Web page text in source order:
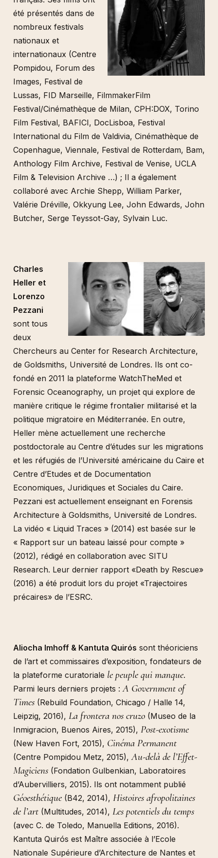
été présentés dans de
nombreux festivals
nationaux et
internationaux (Centre
Pompidou, Forum des
Images, Festival de
Lussas, FID Marseille, FilmmakerFilm
Festival/Cinémathèque de Milan, CPH:DOX, Torino
Film Festival, BAFICI, DocLisboa, Festival
International du Film de Valdivia, Cinémathèque de
Copenhague, Viennale, Festival de Rotterdam, Bam,
Anthology Film Archive, Festival de Venise, UCLA
Film & Television Archive …) ; Il a également
collaboré avec Archie Shepp, William Parker,
Valérie Dréville, Okkyung Lee, John Edwards, John
Butcher, Serge Teyssot-Gay, Sylvain Luc.
Charles
Heller et
Lorenzo
Pezzani
sont tous
deux
Chercheurs au Center for Research Architecture,
de Goldsmiths, Université de Londres. Ils ont co-
fondé en 2011 la plateforme WatchTheMed et
Forensic Oceanography, un projet qui explore de
manière critique le régime frontalier militarisé et la
politique migratoire en Méditerranée. En outre,
Heller mène actuellement une recherche
postdoctorale au Centre d’études sur les migrations
et les réfugiés de l’Université américaine du Caire et
Centre d’Etudes et de Documentation
Economiques, Juridiques et Sociales du Caire.
Pezzani est actuellement enseignant en Forensis
Architecture à Goldsmiths, Université de Londres.
La vidéo « Liquid Traces » (2014) est basée sur le
« Rapport sur un bateau laissé pour compte »
(2012), rédigé en collaboration avec SITU
Research. Leur dernier rapport «Death by Rescue»
(2016) a été produit lors du projet «Trajectoires
précaires» de l’ESRC.
Aliocha Imhoff & Kantuta Quirós sont théoriciens
de l’art et commissaires d’exposition, fondateurs de
la plateforme curatoriale le peuple qui manque.
Parmi leurs derniers projets : A Government of
Times(Rebuild Foundation, Chicago / Halle 14,
Leipzig, 2016), La frontera nos cruzo(Museo de la
Inmigracion, Buenos Aires, 2015), Post-exotisme
(New Haven Fort, 2015), Cinéma Permanent
(Centre Pompidou Metz, 2015), Au-delà de l’Effet-
Magiciens(Fondation Gulbenkian, Laboratoires
d’Aubervilliers, 2015). Ils ont notamment publié
Géoesthétique(B42, 2014), Histoires afropolitaines
de l’art(Multitudes, 2014), Les potentiels du temps
(avec C. de Toledo, Manuella Editions, 2016).
Kantuta Quirós est Maître associée à l’Ecole
Nationale Supérieure d’Architecture de Nantes et